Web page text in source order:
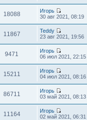
18088
Игорь
30 авг 2021, 08:19
11867
Teddy
23 авг 2021, 19:56
9471
Игорь
06 июл 2021, 22:15
15211
Игорь
04 июл 2021, 08:16
86711
Игорь
03 май 2021, 08:13
11164
Игорь
02 май 2021, 06:31